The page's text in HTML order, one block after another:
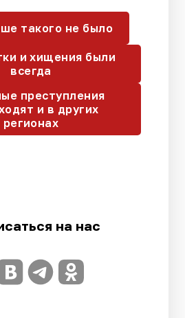
такого не было
и хищения были
всегда
преступления
и в других
регионах
на нас